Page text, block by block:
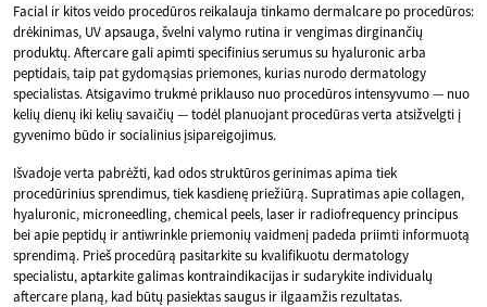
Facial ir kitos veido procedūros reikalauja tinkamo dermalcare po procedūros:
drėkinimas, UV apsauga, švelni valymo rutina ir vengimas dirginančių
produktų. Aftercare gali apimti specifinius serumus su hyaluronic arba
peptidais, taip pat gydomąsias priemones, kurias nurodo dermatology
specialistas. Atsigavimo trukmė priklauso nuo procedūros intensyvumo — nuo
kelių dienų iki kelių savaičių — todėl planuojant procedūras verta atsižvelgti į
gyvenimo būdo ir socialinius įsipareigojimus.
Išvadoje verta pabrėžti, kad odos struktūros gerinimas apima tiek
procedūrinius sprendimus, tiek kasdienę priežiūrą. Supratimas apie collagen,
hyaluronic, microneedling, chemical peels, laser ir radiofrequency principus
bei apie peptidų ir antiwrinkle priemonių vaidmenį padeda priimti informuotą
sprendimą. Prieš procedūrą pasitarkite su kvalifikuotu dermatology
specialistu, aptarkite galimas kontraindikacijas ir sudarykite individualų
aftercare planą, kad būtų pasiektas saugus ir ilgaamžis rezultatas.